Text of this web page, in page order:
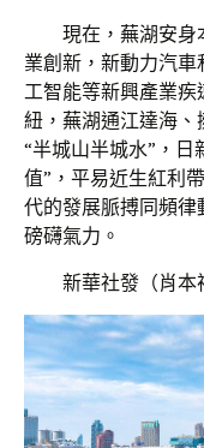
現在，蕪湖安身
業創新，新動力汽
工智能等新興產業
紐，蕪湖通江達海
“半城山半城水”，
值”，平易近生紅利
代的發展脈搏同頻
磅礴氣力。
新華社發（肖本